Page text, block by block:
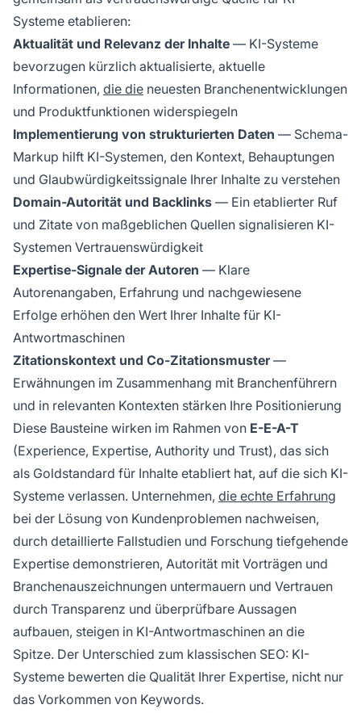
Systeme etablieren:
Aktualität und Relevanz der Inhalte — KI-Systeme
bevorzugen kürzlich aktualisierte, aktuelle
Informationen, die die neuesten Branchenentwicklungen
und Produktfunktionen widerspiegeln
Implementierung von strukturierten Daten — Schema-
Markup hilft KI-Systemen, den Kontext, Behauptungen
und Glaubwürdigkeitssignale Ihrer Inhalte zu verstehen
Domain-Autorität und Backlinks — Ein etablierter Ruf
und Zitate von maßgeblichen Quellen signalisieren KI-
Systemen Vertrauenswürdigkeit
Expertise-Signale der Autoren — Klare
Autorenangaben, Erfahrung und nachgewiesene
Erfolge erhöhen den Wert Ihrer Inhalte für KI-
Antwortmaschinen
Zitationskontext und Co-Zitationsmuster—
Erwähnungen im Zusammenhang mit Branchenführern
und in relevanten Kontexten stärken Ihre Positionierung
Diese Bausteine wirken im Rahmen von E-E-A-T
(Experience, Expertise, Authority und Trust), das sich
als Goldstandard für Inhalte etabliert hat, auf die sich KI-
Systeme verlassen. Unternehmen, die echte Erfahrung
bei der Lösung von Kundenproblemen nachweisen,
durch detaillierte Fallstudien und Forschung tiefgehende
Expertise demonstrieren, Autorität mit Vorträgen und
Branchenauszeichnungen untermauern und Vertrauen
durch Transparenz und überprüfbare Aussagen
aufbauen, steigen in KI-Antwortmaschinen an die
Spitze. Der Unterschied zum klassischen SEO: KI-
Systeme bewerten die Qualität Ihrer Expertise, nicht nur
das Vorkommen von Keywords.